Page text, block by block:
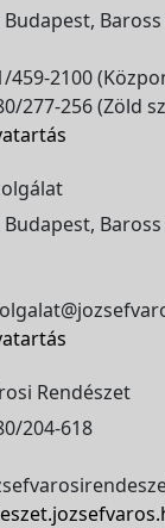
Budapest,
459-2100
277-256 (Zöld
Budapest, Baross
Rendészet
204-618